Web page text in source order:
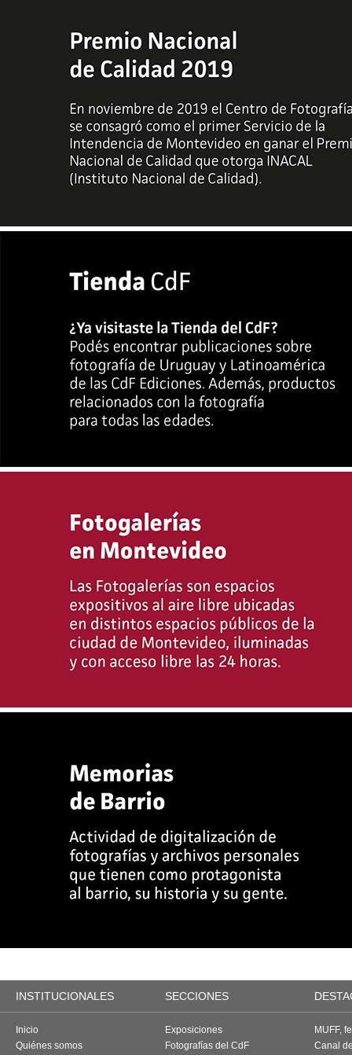
INSTITUCIONALES SECCIONES
Inicio
Quiénes somos
Exposiciones
Fotografías del CdF
MUFF,
Canal